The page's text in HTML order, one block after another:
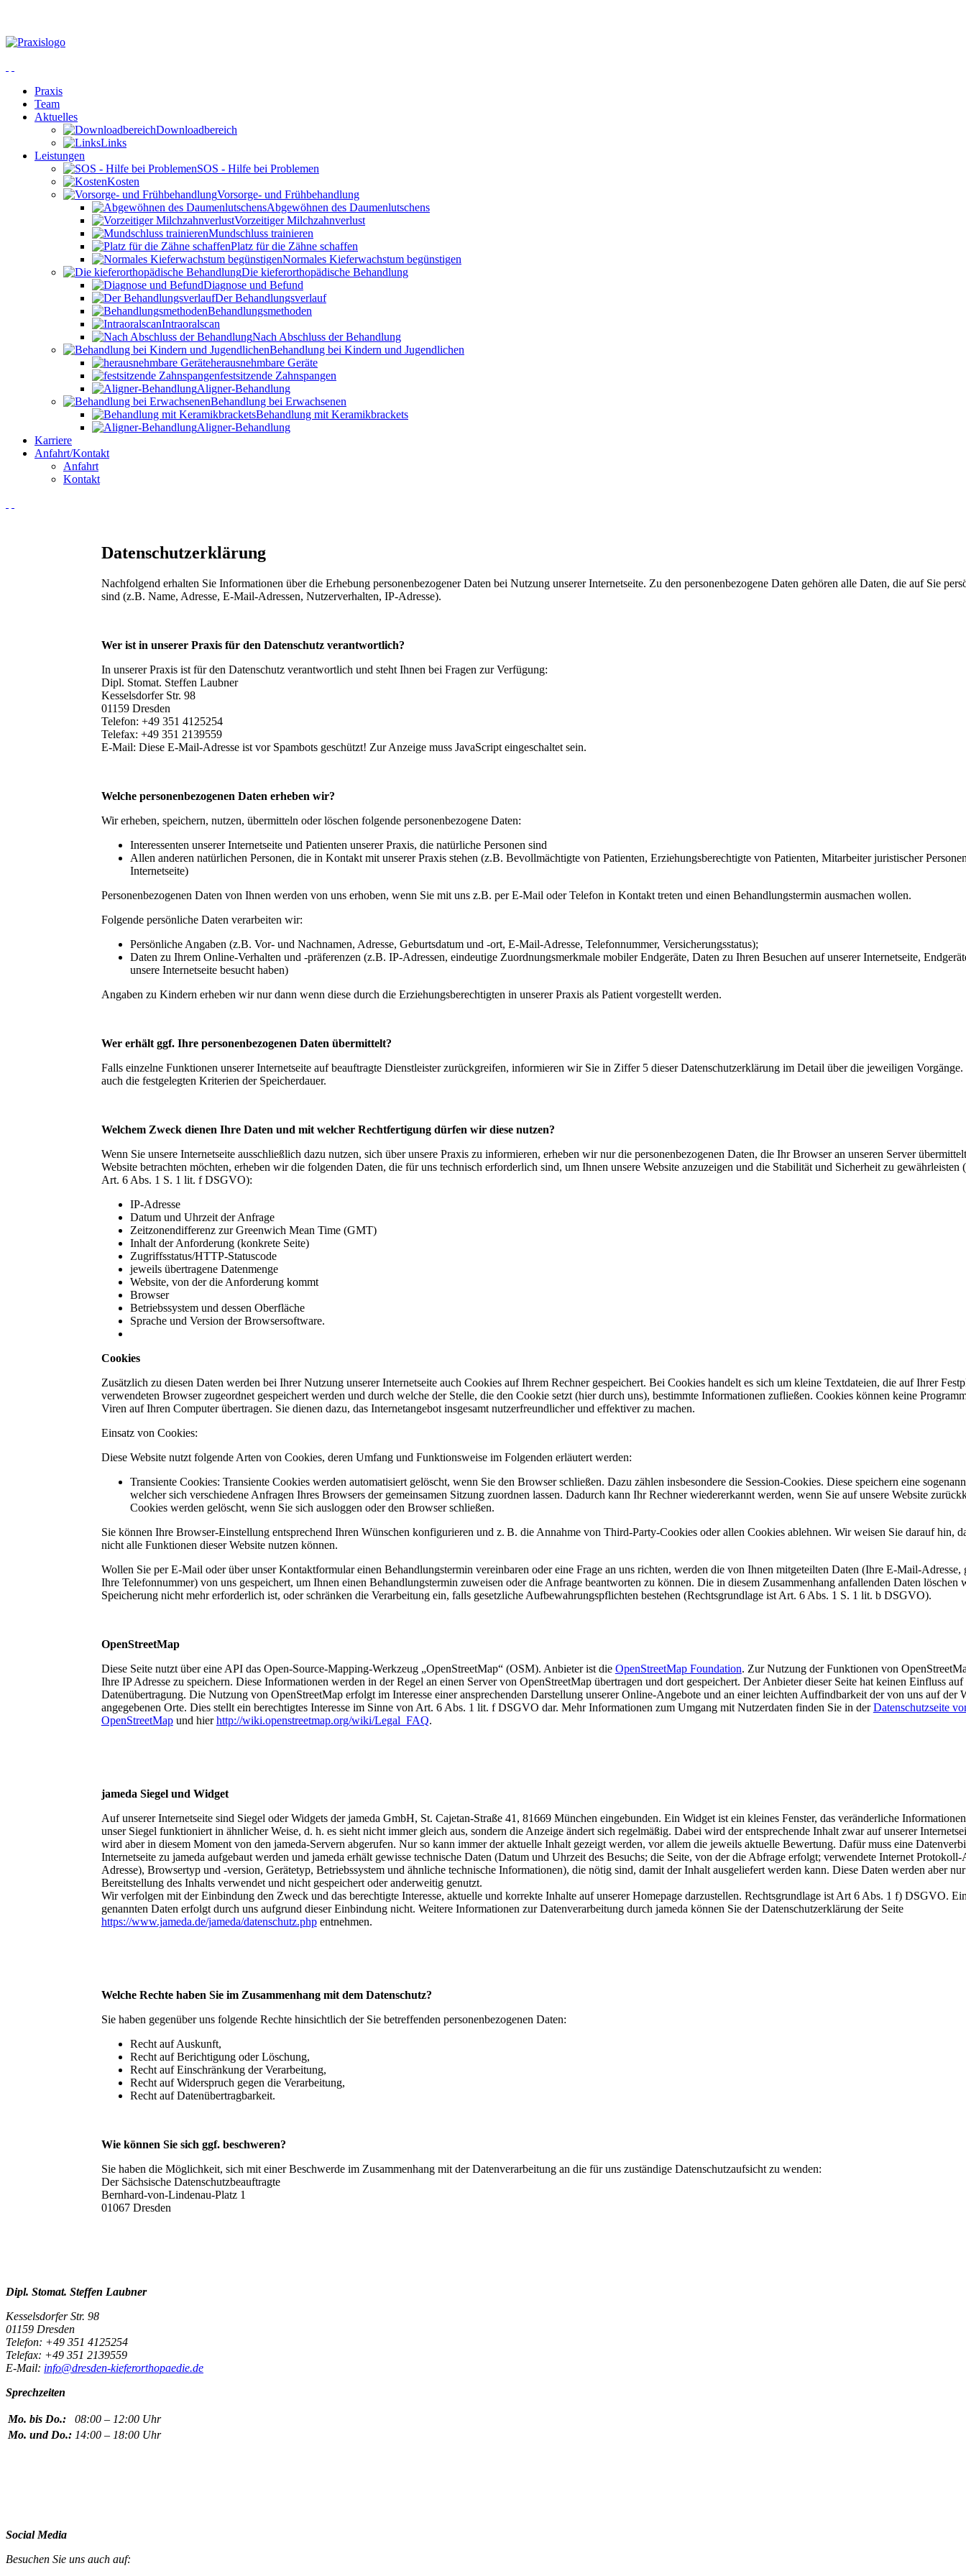
Praxis
Team
Aktuelles
Downloadbereich
Links
Leistungen
SOS - Hilfe bei Problemen
Kosten
Vorsorge- und Frühbehandlung
Abgewöhnen des Daumenlutschens
Vorzeitiger Milchzahnverlust
Mundschluss trainieren
Platz für die Zähne schaffen
Normales Kieferwachstum begünstigen
Die kieferorthopädische Behandlung
Diagnose und Befund
Der Behandlungsverlauf
Behandlungsmethoden
Intraoralscan
Nach Abschluss der Behandlung
Behandlung bei Kindern und Jugendlichen
herausnehmbare Geräte
festsitzende Zahnspangen
Aligner-Behandlung
Behandlung bei Erwachsenen
Behandlung mit Keramikbrackets
Aligner-Behandlung
Karriere
Anfahrt/Kontakt
Anfahrt
Kontakt
Datenschutzerklärung
Nachfolgend erhalten Sie Informationen über die Erhebung personenbezogener Daten bei Nutzung unserer Internetseite. Zu den personenbezogene Daten gehören alle Daten, die auf Sie
sind (z.B. Name, Adresse, E-Mail-Adressen, Nutzerverhalten, IP-Adresse).
Wer ist in unserer Praxis für den Datenschutz verantwortlich?
In unserer Praxis ist für den Datenschutz verantwortlich und steht Ihnen bei Fragen zur Verfügung:
Dipl. Stomat. Steffen Laubner
Kesselsdorfer Str. 98
01159 Dresden
Telefon: +49 351 4125254
Telefax: +49 351 2139559
E-Mail: Diese E-Mail-Adresse ist vor Spambots geschützt! Zur Anzeige muss JavaScript eingeschaltet sein.
Welche personenbezogenen Daten erheben wir?
Wir erheben, speichern, nutzen, übermitteln oder löschen folgende personenbezogene Daten:
Interessenten unserer Internetseite und Patienten unserer Praxis, die natürliche Personen sind
Allen anderen natürlichen Personen, die in Kontakt mit unserer Praxis stehen (z.B. Bevollmächtigte von Patienten, Erziehungsberechtigte von Patienten, Mitarbeiter juristischer
Internetseite)
Personenbezogenen Daten von Ihnen werden von uns erhoben, wenn Sie mit uns z.B. per E-Mail oder Telefon in Kontakt treten und einen Behandlungstermin ausmachen wollen.
Folgende persönliche Daten verarbeiten wir:
Persönliche Angaben (z.B. Vor- und Nachnamen, Adresse, Geburtsdatum und -ort, E-Mail-Adresse, Telefonnummer, Versicherungsstatus);
Daten zu Ihrem Online-Verhalten und -präferenzen (z.B. IP-Adressen, eindeutige Zuordnungsmerkmale mobiler Endgeräte, Daten zu Ihren Besuchen auf unserer Internetseite,
unsere Internetseite besucht haben)
Angaben zu Kindern erheben wir nur dann wenn diese durch die Erziehungsberechtigten in unserer Praxis als Patient vorgestellt werden.
Wer erhält ggf. Ihre personenbezogenen Daten übermittelt?
Falls einzelne Funktionen unserer Internetseite auf beauftragte Dienstleister zurückgreifen, informieren wir Sie in Ziffer 5 dieser Datenschutzerklärung im Detail über die jeweiligen
auch die festgelegten Kriterien der Speicherdauer.
Welchem Zweck dienen Ihre Daten und mit welcher Rechtfertigung dürfen wir diese nutzen?
Wenn Sie unsere Internetseite ausschließlich dazu nutzen, sich über unsere Praxis zu informieren, erheben wir nur die personenbezogenen Daten, die Ihr Browser an unseren Server
Website betrachten möchten, erheben wir die folgenden Daten, die für uns technisch erforderlich sind, um Ihnen unsere Website anzuzeigen und die Stabilität und Sicherheit zu gewährleisten
Art. 6 Abs. 1 S. 1 lit. f DSGVO):
IP-Adresse
Datum und Uhrzeit der Anfrage
Zeitzonendifferenz zur Greenwich Mean Time (GMT)
Inhalt der Anforderung (konkrete Seite)
Zugriffsstatus/HTTP-Statuscode
jeweils übertragene Datenmenge
Website, von der die Anforderung kommt
Browser
Betriebssystem und dessen Oberfläche
Sprache und Version der Browsersoftware.
Cookies
Zusätzlich zu diesen Daten werden bei Ihrer Nutzung unserer Internetseite auch Cookies auf Ihrem Rechner gespeichert. Bei Cookies handelt es sich um kleine Textdateien, die auf Ihrer
verwendeten Browser zugeordnet gespeichert werden und durch welche der Stelle, die den Cookie setzt (hier durch uns), bestimmte Informationen zufließen. Cookies können keine
Viren auf Ihren Computer übertragen. Sie dienen dazu, das Internetangebot insgesamt nutzerfreundlicher und effektiver zu machen.
Einsatz von Cookies:
Diese Website nutzt folgende Arten von Cookies, deren Umfang und Funktionsweise im Folgenden erläutert werden:
Transiente Cookies: Transiente Cookies werden automatisiert gelöscht, wenn Sie den Browser schließen. Dazu zählen insbesondere die Session-Cookies. Diese speichern eine
welcher sich verschiedene Anfragen Ihres Browsers der gemeinsamen Sitzung zuordnen lassen. Dadurch kann Ihr Rechner wiedererkannt werden, wenn Sie auf unsere Website
Cookies werden gelöscht, wenn Sie sich ausloggen oder den Browser schließen.
Sie können Ihre Browser-Einstellung entsprechend Ihren Wünschen konfigurieren und z. B. die Annahme von Third-Party-Cookies oder allen Cookies ablehnen. Wir weisen Sie darauf hin,
nicht alle Funktionen dieser Website nutzen können.
Wollen Sie per E-Mail oder über unser Kontaktformular einen Behandlungstermin vereinbaren oder eine Frage an uns richten, werden die von Ihnen mitgeteilten Daten (Ihre E-Mail-
Ihre Telefonnummer) von uns gespeichert, um Ihnen einen Behandlungstermin zuweisen oder die Anfrage beantworten zu können. Die in diesem Zusammenhang anfallenden Daten löschen
Speicherung nicht mehr erforderlich ist, oder schränken die Verarbeitung ein, falls gesetzliche Aufbewahrungspflichten bestehen (Rechtsgrundlage ist Art. 6 Abs. 1 S. 1 lit. b DSGVO).
OpenStreetMap
Diese Seite nutzt über eine API das Open-Source-Mapping-Werkzeug „OpenStreetMap“ (OSM). Anbieter ist die OpenStreetMap Foundation. Zur Nutzung der Funktionen von
Ihre IP Adresse zu speichern. Diese Informationen werden in der Regel an einen Server von OpenStreetMap übertragen und dort gespeichert. Der Anbieter dieser Seite hat keinen Einfluss auf
Datenübertragung. Die Nutzung von OpenStreetMap erfolgt im Interesse einer ansprechenden Darstellung unserer Online-Angebote und an einer leichten Auffindbarkeit der von uns auf der
angegebenen Orte. Dies stellt ein berechtigtes Interesse im Sinne von Art. 6 Abs. 1 lit. f DSGVO dar. Mehr Informationen zum Umgang mit Nutzerdaten finden Sie in derDatenschutzseite
OpenStreetMapund hierhttp://wiki.openstreetmap.org/wiki/Legal_FAQ.
jameda Siegel und Widget
Auf unserer Internetseite sind Siegel oder Widgets der jameda GmbH, St. Cajetan-Straße 41, 81669 München eingebunden. Ein Widget ist ein kleines Fenster, das veränderliche
unser Siegel funktioniert in ähnlicher Weise, d. h. es sieht nicht immer gleich aus, sondern die Anzeige ändert sich regelmäßig. Dabei wird der entsprechende Inhalt zwar auf unserer
wird aber in diesem Moment von den jameda-Servern abgerufen. Nur so kann immer der aktuelle Inhalt gezeigt werden, vor allem die jeweils aktuelle Bewertung. Dafür muss eine
Internetseite zu jameda aufgebaut werden und jameda erhält gewisse technische Daten (Datum und Uhrzeit des Besuchs; die Seite, von der die Abfrage erfolgt; verwendete Internet Protokoll-
Adresse), Browsertyp und -version, Gerätetyp, Betriebssystem und ähnliche technische Informationen), die nötig sind, damit der Inhalt ausgeliefert werden kann. Diese Daten werden aber
Bereitstellung des Inhalts verwendet und nicht gespeichert oder anderweitig genutzt.
Wir verfolgen mit der Einbindung den Zweck und das berechtigte Interesse, aktuelle und korrekte Inhalte auf unserer Homepage darzustellen. Rechtsgrundlage ist Art 6 Abs. 1 f) DSGVO.
genannten Daten erfolgt durch uns aufgrund dieser Einbindung nicht. Weitere Informationen zur Datenverarbeitung durch jameda können Sie der Datenschutzerklärung der Seite
https://www.jameda.de/jameda/datenschutz.phpentnehmen.
Welche Rechte haben Sie im Zusammenhang mit dem Datenschutz?
Sie haben gegenüber uns folgende Rechte hinsichtlich der Sie betreffenden personenbezogenen Daten:
Recht auf Auskunft,
Recht auf Berichtigung oder Löschung,
Recht auf Einschränkung der Verarbeitung,
Recht auf Widerspruch gegen die Verarbeitung,
Recht auf Datenübertragbarkeit.
Wie können Sie sich ggf. beschweren?
Sie haben die Möglichkeit, sich mit einer Beschwerde im Zusammenhang mit der Datenverarbeitung an die für uns zuständige Datenschutzaufsicht zu wenden:
Der Sächsische Datenschutzbeauftragte
Bernhard-von-Lindenau-Platz 1
01067 Dresden
Dipl. Stomat. Steffen Laubner
Kesselsdorfer Str. 98
01159 Dresden
Telefon: +49 351 4125254
Telefax: +49 351 2139559
E-Mail: info@dresden-kieferorthopaedie.de
Sprechzeiten
Mo. bis Do.:
08:00 – 12:00 Uhr
Mo. und Do.: 14:00 – 18:00 Uhr
Social Media
Besuchen Sie uns auch auf: